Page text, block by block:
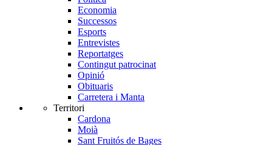
Economia
Successos
Esports
Entrevistes
Reportatges
Contingut patrocinat
Opinió
Obituaris
Carretera i Manta
Territori
Cardona
Moià
Sant Fruitós de Bages